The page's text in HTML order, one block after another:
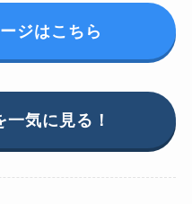
ジはこちら
気に見る！